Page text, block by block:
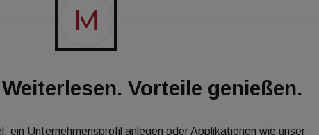
Covid-19 erst für die zweite Jahreshälfte: „Der Immobilienmarkt
hohem Niveau. Das Jahr war geprägt von einer sehr hohen
als auch Anlegern, und einem in vielen Regionen knappen
im Wohn- als auch Gewerbeimmobilienbereich rechnen wir
Vorteile genießen.
ein Unternehmensprofil anlegen oder Applikationen wie unser